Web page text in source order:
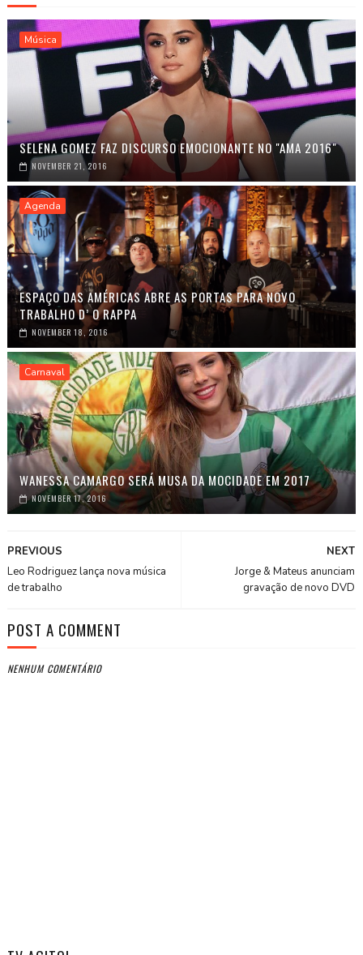
Música
SELENA GOMEZ FAZ DISCURSO EMOCIONANTE NO "AMA 2016"
NOVEMBER 21, 2016
Agenda
ESPAÇO DAS AMÉRICAS ABRE AS PORTAS PARA NOVO
TRABALHO D’ O RAPPA
NOVEMBER 18, 2016
Carnaval
WANESSA CAMARGO SERÁ MUSA DA MOCIDADE EM 2017
NOVEMBER 17, 2016
NEXT
Jorge & Mateus anunciam
gravação de novo DVD
PREVIOUS
Leo Rodriguez lança nova música
de trabalho
POST A COMMENT
NENHUM COMENTÁRIO